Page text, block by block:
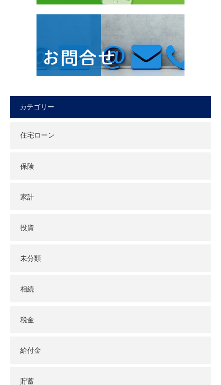
カテゴリー
住宅ローン
保険
家計
投資
未分類
相続
税金
給付金
貯蓄